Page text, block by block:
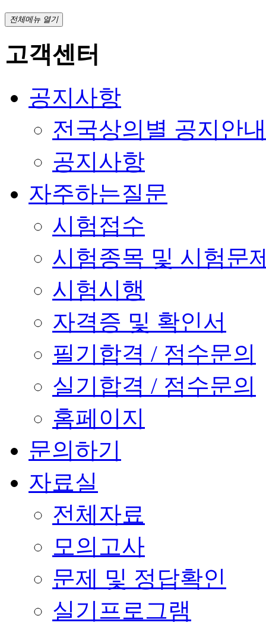
전체메뉴 열기
고객센터
공지사항
전국상의별 공지안내
공지사항
자주하는질문
시험접수
시험종목 및 시험문
시험시행
자격증 및 확인서
필기합격 / 점수문의
실기합격 / 점수문의
홈페이지
문의하기
자료실
전체자료
모의고사
문제 및 정답확인
실기프로그램